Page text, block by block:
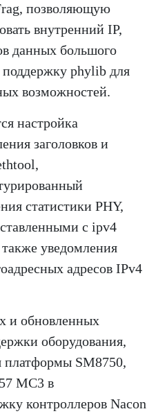
позволяющую
внутренний IP,
данных большого
поддержку phylib для
возможностей.
настройка
заголовков и
статистики PHY,
с ipv4
уведомления
адресов IPv4
и обновленных
оборудования,
платформы SM8750,
MC3 в
контроллеров Nacon